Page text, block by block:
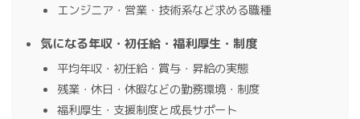
エンジニア・営業・技術系など求める職種
気になる年収・初任給・福利厚生・制度
平均年収・初任給・賞与・昇給の実態
残業・休日・休暇などの勤務環境・制度
福利厚生・支援制度と成長サポート